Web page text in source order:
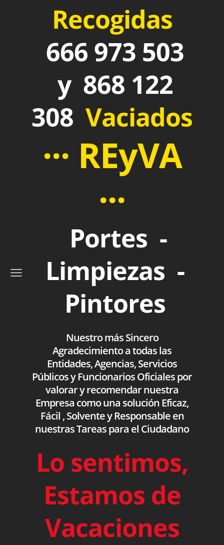
Recogidas
666 973 503
y 868 122
308 Vaciados
··· REyVA
···
Portes -
Limpiezas -
Pintores
Nuestro más Sincero
Agradecimiento a todas las
Entidades, Agencias, Servicios
Públicos y Funcionarios Oficiales por
valorar y recomendar nuestra
Empresa como una solución Eficaz,
Fácil , Solvente y Responsable en
nuestras Tareas para el Ciudadano
Lo sentimos,
Estamos de
Vacaciones